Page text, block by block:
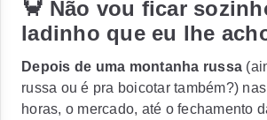
🦀 Não vou ficar
ladinho que eu lhe
Depois de uma montanha russa
russa ou é pra boicotar também?)
horas, o mercado, até o fechamento